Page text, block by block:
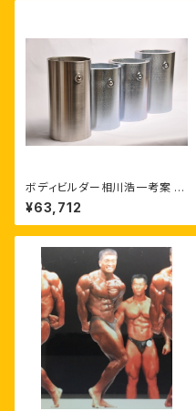
ボディビルダー相川浩一考案 【
スーツダンベル 】【 3kg（2本1
組）】ウェイトトレーニング ウエ
イトトレーニング 筋トレ ボディ
ク アスリート 特許取得 第762
6441号
¥63,712